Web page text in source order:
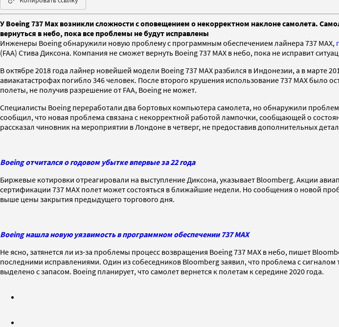
У Boeing 737 Max возникли сложности с оповещением о некорректном наклоне самолета.
вернуться в небо, пока все проблемы не будут исправлены
Инженеры Boeing обнаружили новую проблему с программным обеспечением лайнера 737 MAX,
(FAA) Стива Диксона. Компания не сможет вернуть Boeing 737 MAX в небо, пока не исправит
В октябре 2018 года лайнер новейшей модели Boeing 737 MAX разбился в Индонезии, а в марте
авиакатастрофах погибло 346 человек. После второго крушения использование 737 MAX было
полеты, не получив разрешение от FAA, Boeing не может.
Специалисты Boeing переработали два бортовых компьютера самолета, но обнаружили
сообщил, что новая проблема связана с некорректной работой лампочки, сообщающей о
рассказал чиновник на мероприятии в Лондоне в четверг, не предоставив дополнительных
Boeing отчитался о годовом убытке впервые за 22 года
Биржевые котировки отреагировали на выступление Диксона, указывает Bloomberg. Акции
сертификации 737 MAX полет может состояться в ближайшие недели. Но сообщения о новой
выше цены закрытия предыдущего торгового дня.
Boeing нашла новую уязвимость в программном обеспечении 737 MAX
Не ясно, затянется ли из-за проблемы процесс возвращения Boeing 737 MAX в небо, пишет
последними исправлениями. Один из собеседников Bloomberg заявил, что проблема с
выделено с запасом. Boeing планирует, что самолет вернется к полетам к середине 2020 года.